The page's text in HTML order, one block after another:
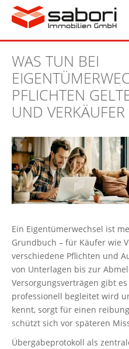
WAS TUN BEI
PFLICHTEN
UND VERKÄUFER
Ein Eigentümerwechsel ist
Grundbuch – für Käufer wie
verschiedene Pflichten und
von Unterlagen bis zur
Versorgungsverträgen gibt
professionell begleitet wird
kennt, sorgt für einen
schützt sich vor späteren
Übergabeprotokoll als